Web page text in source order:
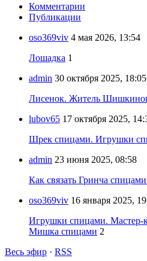
Комментарии
Публикации
oso369viv 4 мая 2026, 13:54
Лошадка 1
admin 30 октября 2025, 18:05
Лисенок. Житель
lubov65 17 октября 2025,
Шрек спицами. Игрушки
admin 23 июня 2025, 08:58
Как связать Гринча
oso369viv 16 января 2025,
Игрушки спицами. Мастер-
Мишка спицами 2
Весь эфир · RSS